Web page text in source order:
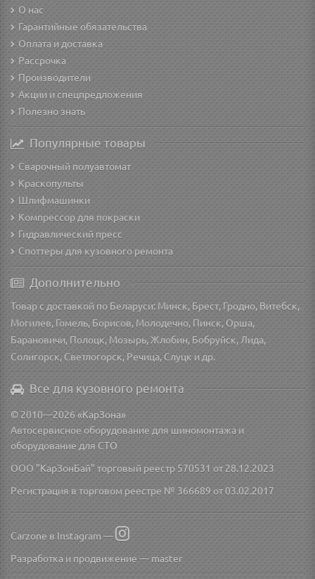
О нас
Гарантийные обязательства
Оплата и доставка
Рассрочка
Производители
Акции и спецпредложения
Полезно знать
Популярные товары
Сварочный полуавтомат
Краскопульты
Шлифмашинки
Компрессор для покраски
Гидравлический пресс
Споттеры для кузовного ремонта
Дополнительно
Товар с доставкой по Беларуси: Минск, Брест, Гродно, Витебск,
Могилев, Гомель, Борисов, Молодечно, Пинск, Орша,
Барановичи, Полоцк, Мозырь, Жлобин, Бобруйск, Лида,
Солигорск, Светлогорск, Речица, Слуцк и др.
Все для кузовного ремонта
© 2010—2026 «КарЗона»
Автосервисное оборудование для шиномонтажа и
оборудование для СТО
ООО "КарЗонБай" торговый реестр 570531 от 28.12.2023
Регистрация в торговом реестре № 366689 от 03.02.2017
Carzone в Instagram —
Разработка и продвижение —master